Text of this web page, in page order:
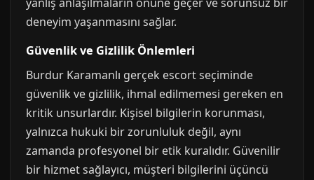
deneyim yaşanmasını sağlar.
Güvenlik ve Gizlilik Önlemleri
Burdur Karamanlı gerçek escort seçiminde
güvenlik ve gizlilik, ihmal edilmemesi gereken en
kritik unsurlardır. Kişisel bilgilerin korunması,
yalnızca hukuki bir zorunluluk değil, aynı
zamanda profesyonel bir etik kuralıdır. Güvenilir
bir hizmet sağlayıcı, müşteri bilgilerini üçüncü